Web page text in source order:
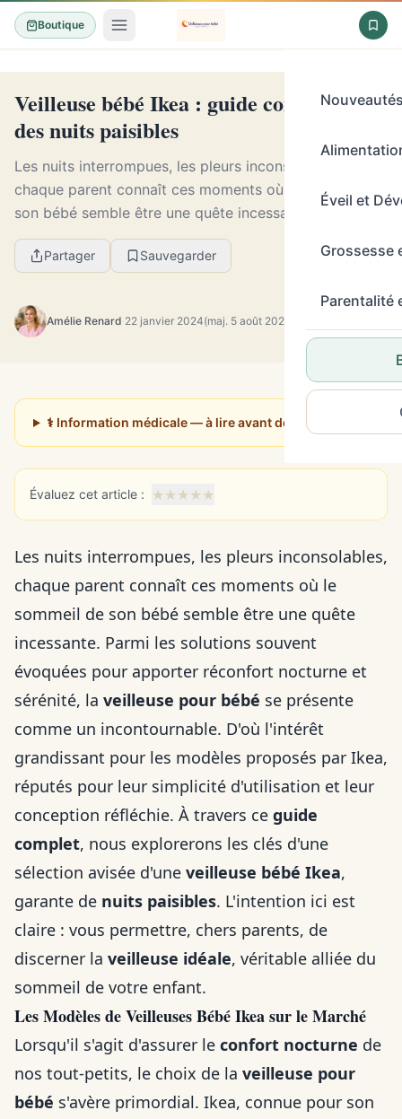
Boutique
Éveil et
Grossesse
Parentalité
Veilleuse bébé Ikea : guide complet pour
des nuits paisibles
Les nuits interrompues, les pleurs inconsolables,
chaque parent connaît ces moments où le sommeil de
son bébé semble être une quête incessante. Parmi les
solutions souvent évoquées pour apporter récon...
Partager Sauvegarder
Amélie Renard·22 janvier 2024(maj. 5 août 2026)
⚕️ Information médicale — à lire avant de poursuivre
Évaluez cet article : ★★★★★
Les nuits interrompues, les pleurs inconsolables,
chaque parent connaît ces moments où le
sommeil de son bébé semble être une quête
incessante. Parmi les solutions souvent
évoquées pour apporter réconfort nocturne et
sérénité, la veilleuse pour bébé se présente
comme un incontournable. D'où l'intérêt
grandissant pour les modèles proposés par Ikea,
réputés pour leur simplicité d'utilisation et leur
conception réfléchie. À travers ce guide
complet, nous explorerons les clés d'une
sélection avisée d'une veilleuse bébé Ikea,
garante de nuits paisibles. L'intention ici est
claire : vous permettre, chers parents, de
discerner la veilleuse idéale, véritable alliée du
sommeil de votre enfant.
Les Modèles de Veilleuses Bébé Ikea sur le Marché
Lorsqu'il s'agit d'assurer le confort nocturne de
nos tout-petits, le choix de la veilleuse pour
bébé s'avère primordial. Ikea, connue pour son